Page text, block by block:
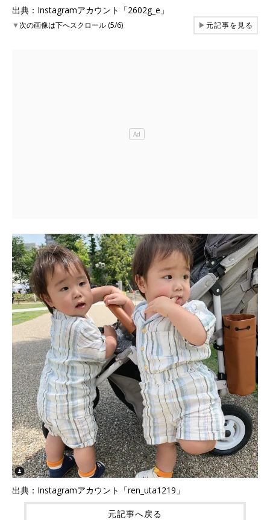
出典：Instagramアカウント「2602g_e」
▼次の画像は下へスクロール (5/6) ▶元記事を見る
出典：Instagramアカウント「ren_uta1219」
元記事へ戻る